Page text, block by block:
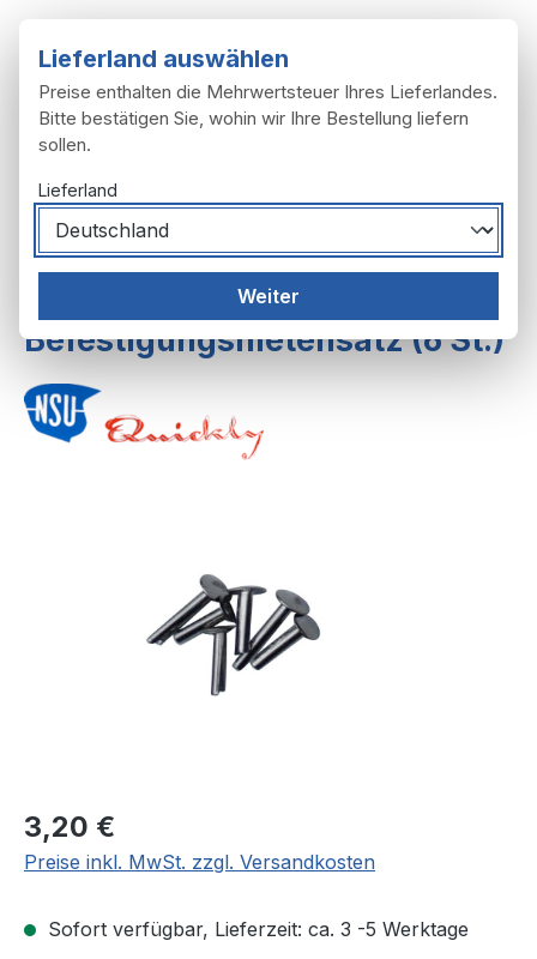
Sattel, Sitzbank
Befestigungsnietensatz (6 St.)
Regulärer Preis:
3,20 €
Preise inkl. MwSt. zzgl. Versandkosten
Sofort verfügbar, Lieferzeit: ca. 3 -5 Werktage
Lieferland auswählen
Preise enthalten die Mehrwertsteuer Ihres Lieferlandes.
Bitte bestätigen Sie, wohin wir Ihre Bestellung liefern
sollen.
Lieferland
Weiter